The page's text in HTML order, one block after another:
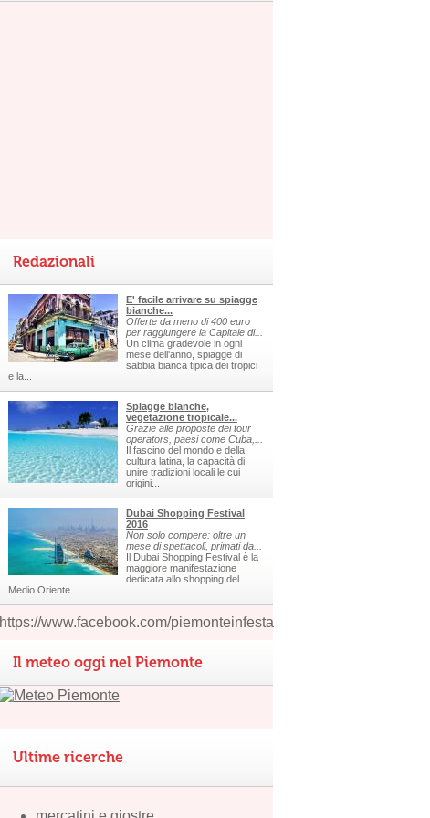
Redazionali
E' facile arrivare su spiagge
bianche...
Offerte da meno di 400 euro
per raggiungere la Capitale di...
Un clima gradevole in ogni
mese dell'anno, spiagge di
sabbia bianca tipica dei tropici
e la...
Spiagge bianche,
vegetazione tropicale...
Grazie alle proposte dei tour
operators, paesi come Cuba,...
Il fascino del mondo e della
cultura latina, la capacità di
unire tradizioni locali le cui
origini...
Dubai Shopping Festival
2016
Non solo compere: oltre un
mese di spettacoli, primati da...
Il Dubai Shopping Festival è la
maggiore manifestazione
dedicata allo shopping del
Medio Oriente...
https://www.facebook.com/piemonteinfesta
Il meteo oggi nel Piemonte
Ultime ricerche